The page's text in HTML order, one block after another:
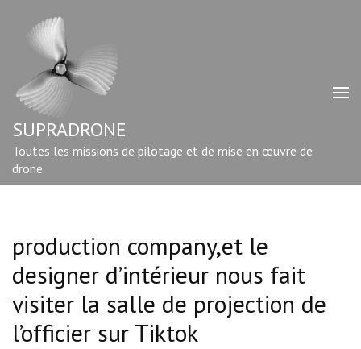
contenu
Entrée)
SUPRADRONE
Toutes les missions de pilotage et de mise en œuvre de
drone.
production company,et le
designer d’intérieur nous fait
visiter la salle de projection de
l’officier sur Tiktok